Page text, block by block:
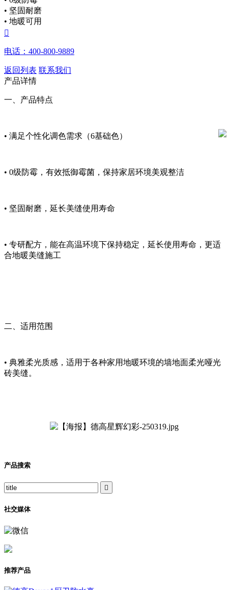
• 坚固耐磨
• 地暖可用

电话：400-800-9889
返回列表 联系我们
产品详情
一、产品特点
• 满足个性化调色需求（6基础色）
• 0级防霉，有效抵御霉菌，保持家居环境美观整洁
• 坚固耐磨，延长美缝使用寿命
• 专研配方，能在高温环境下保持稳定，延长使用寿命，更适
合地暖美缝施工
二、适用范围
• 典雅柔光质感，适用于各种家用地暖环境的墙地面柔光哑光
砖美缝。
产品搜索

社交媒体
推荐产品